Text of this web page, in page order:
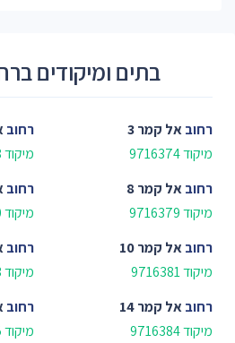
בתים ומיקודים
רחובאל קמר 3
מיקוד 9716374
רחוב
מיקוד 9716378
רחובאל קמר 8
מיקוד 9716379
רחוב
מיקוד 9716380
רחובאל קמר 10
מיקוד 9716381
רחוב
מיקוד 9716383
רחובאל קמר 14
מיקוד 9716384
רחוב
מיקוד 9716385